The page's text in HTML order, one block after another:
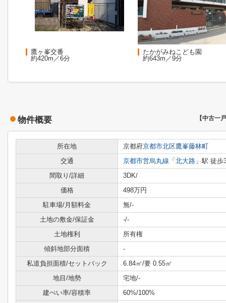
鷹ヶ峯交番
約420m／6分
たかがみねこども園
約643m／9分
物件概要 【中古一
所在地 京都府京都市北区鷹峯藤林町
交通
京都市営烏丸線 「 北大路 」駅 徒歩
間取り/詳細
3DK/
価格
498万円
駐車場/月額料金
無/-
土地の敷金/保証金
-/-
土地権利
所有権
傾斜地部分面積
-
私道負担面積/セットバック
6.84㎡/要 0.55㎡
地目/地勢
宅地/-
建ぺい率/容積率
60%/100%